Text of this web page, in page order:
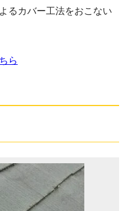
るカバー工法をおこない
ら